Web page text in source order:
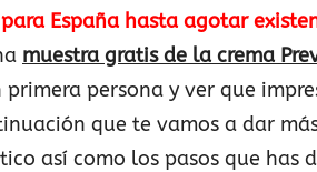
España hasta agotar
muestra gratis de la crema
persona y ver que
que te vamos a dar
así como los pasos que has